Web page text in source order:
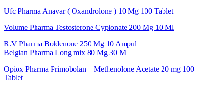
Ufc Pharma Anavar ( Oxandrolone ) 10 Mg 100 Tablet
Volume Pharma Testosterone Cypionate 200 Mg 10 Ml
R.V Pharma Boldenone 250 Mg 10 Ampul
Belgian Pharma Long mix 80 Mg 30 Ml
Opiox Pharma Primobolan – Methenolone Acetate 20 mg 100
Tablet